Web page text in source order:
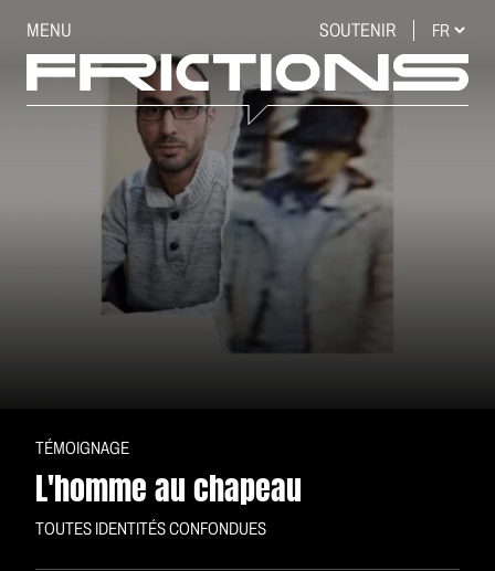
MENU SOUTENIR
TÉMOIGNAGE
L'homme au chapeau
TOUTES IDENTITÉS CONFONDUES